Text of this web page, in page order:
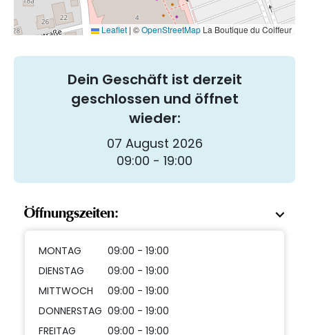
Leaflet | ©OpenStreetMap La Boutique du Coiffeur
Dein Geschäft ist derzeit
geschlossen und öffnet
wieder:
07 August 2026
09:00 - 19:00
Öffnungszeiten:
MONTAG
09:00 - 19:00
DIENSTAG
09:00 - 19:00
MITTWOCH
09:00 - 19:00
DONNERSTAG 09:00 - 19:00
FREITAG
09:00 - 19:00